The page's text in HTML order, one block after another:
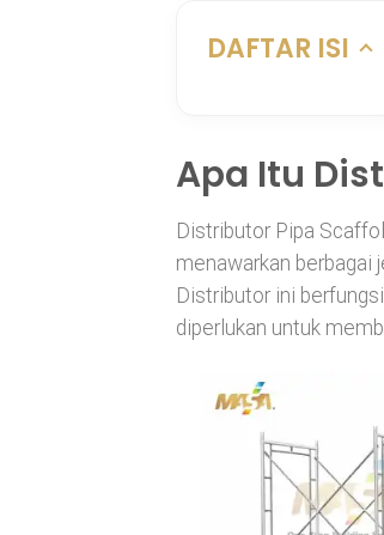
DAFTAR ISI
Apa Itu
Distributor Pipa
menawarkan berbagai
Distributor ini
diperlukan untuk